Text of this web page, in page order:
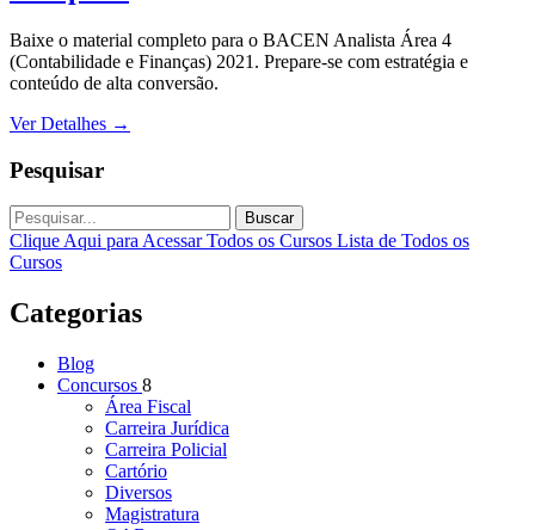
Baixe o material completo para o BACEN Analista Área 4
(Contabilidade e Finanças) 2021. Prepare-se com estratégia e
conteúdo de alta conversão.
Ver Detalhes →
Pesquisar
Buscar
Clique Aqui para Acessar Todos os Cursos Lista de Todos os
Cursos
Categorias
Blog
Concursos 8
Área Fiscal
Carreira Jurídica
Carreira Policial
Cartório
Diversos
Magistratura